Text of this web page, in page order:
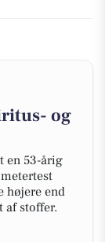
og
en 53-årig
højere end
af stoffer.